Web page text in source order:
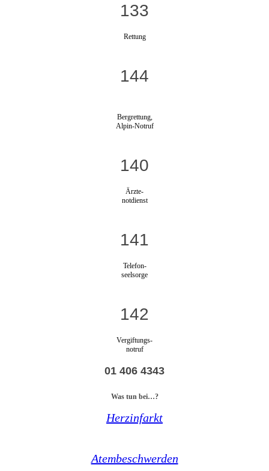
133
Rettung
144
Bergrettung,
Alpin-Notruf
140
Ärzte-
notdienst
141
Telefon-
seelsorge
142
Vergiftungs-
notruf
01 406 4343
Was tun bei…?
Herzinfarkt
Atembeschwerden